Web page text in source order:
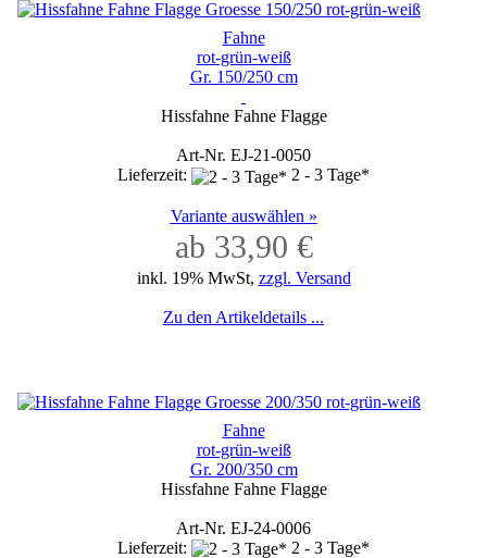
Fahne
rot-grün-weiß
Gr. 150/250 cm
Hissfahne Fahne Flagge
Art-Nr. EJ-21-0050
Lieferzeit:
2 - 3 Tage*
Variante auswählen »
ab 33,90 €
inkl. 19% MwSt, zzgl. Versand
Zu den Artikeldetails ...
Fahne
rot-grün-weiß
Gr. 200/350 cm
Hissfahne Fahne Flagge
Art-Nr. EJ-24-0006
Lieferzeit:
2 - 3 Tage*